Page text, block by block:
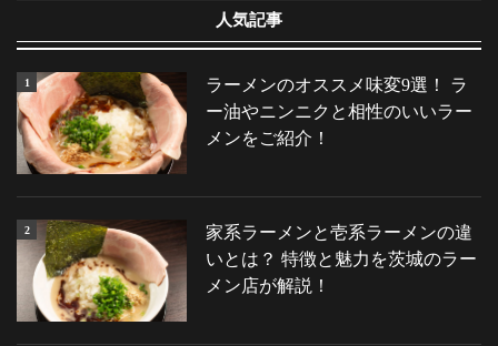
おしながき
オーダーの流れ
ブログ
求人情報
お問い合わせ
人気記事
ラーメンのオススメ味変9選！ ラ
ー油やニンニクと相性のいいラー
メンをご紹介！
家系ラーメンと壱系ラーメンの違
いとは？ 特徴と魅力を茨城のラー
メン店が解説！